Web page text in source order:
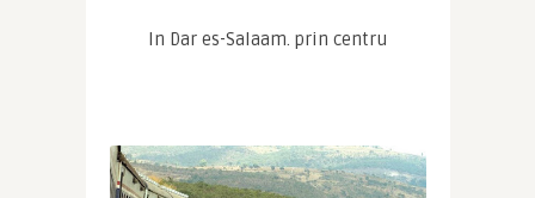
In Dar es-Salaam. prin centru